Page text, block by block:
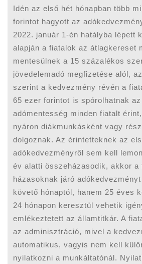
Idén az első hét hónapban több
forintot hagyott az
2022. január 1-én hatályba lépett
alapján a fiatalok az átlagkereset
mentesülnek a 15 százalékos
jövedelemadó megfizetése alól,
szerint a kedvezmény révén a
65 ezer forintot is spórolhatnak az
adómentesség minden fiatalt
nyáron diákmunkásként vagy
dolgoznak. Az érintetteknek az
adókedvezményről sem kell
év alatti összeházasodik, akkor a
házasoknak járó
követő hónaptól, hanem 25 éves
24 hónapon keresztül vehetik
emlékeztetett az államtitkár. A
az adminisztráció, mivel a
automatikus, vagyis nem kell
nyilatkozni a munkáltatónál.